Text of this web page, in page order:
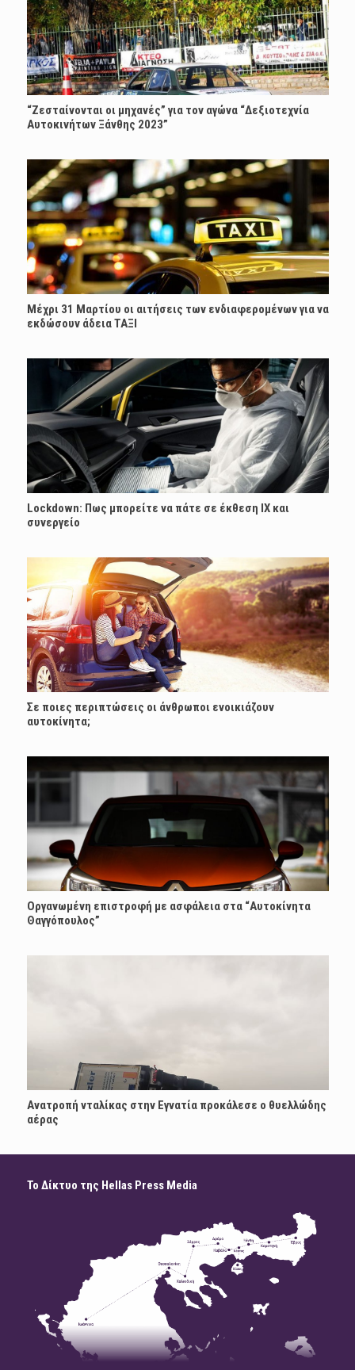
“Ζεσταίνονται οι μηχανές” για τον αγώνα “Δεξιοτεχνία
Αυτοκινήτων Ξάνθης 2023”
Μέχρι 31 Μαρτίου οι αιτήσεις των ενδιαφερομένων για να
εκδώσουν άδεια ΤΑΞΙ
Lockdown: Πως μπορείτε να πάτε σε έκθεση ΙΧ και
συνεργείο
Σε ποιες περιπτώσεις οι άνθρωποι ενοικιάζουν
αυτοκίνητα;
Οργανωμένη επιστροφή με ασφάλεια στα “Αυτοκίνητα
Θαγγόπουλος”
Ανατροπή νταλίκας στην Εγνατία προκάλεσε ο θυελλώδης
αέρας
Το Δίκτυο της Hellas Press Media